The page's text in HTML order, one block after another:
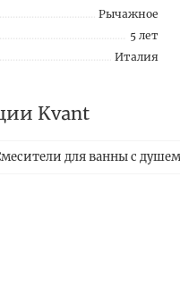
Рычажное
5 лет
Италия
Kvant
для ванны с душем